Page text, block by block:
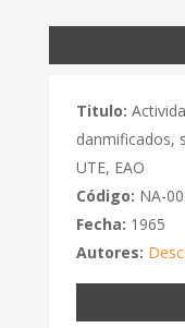
Titulo:
danmificados,
UTE, EAO
Código: NA-
Fecha: 1965
Autores: